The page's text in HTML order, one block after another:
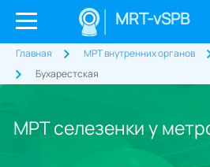
MRT-vSPB
Главная МРТ внутренних органов
Бухарестская
МРТ селезенки у